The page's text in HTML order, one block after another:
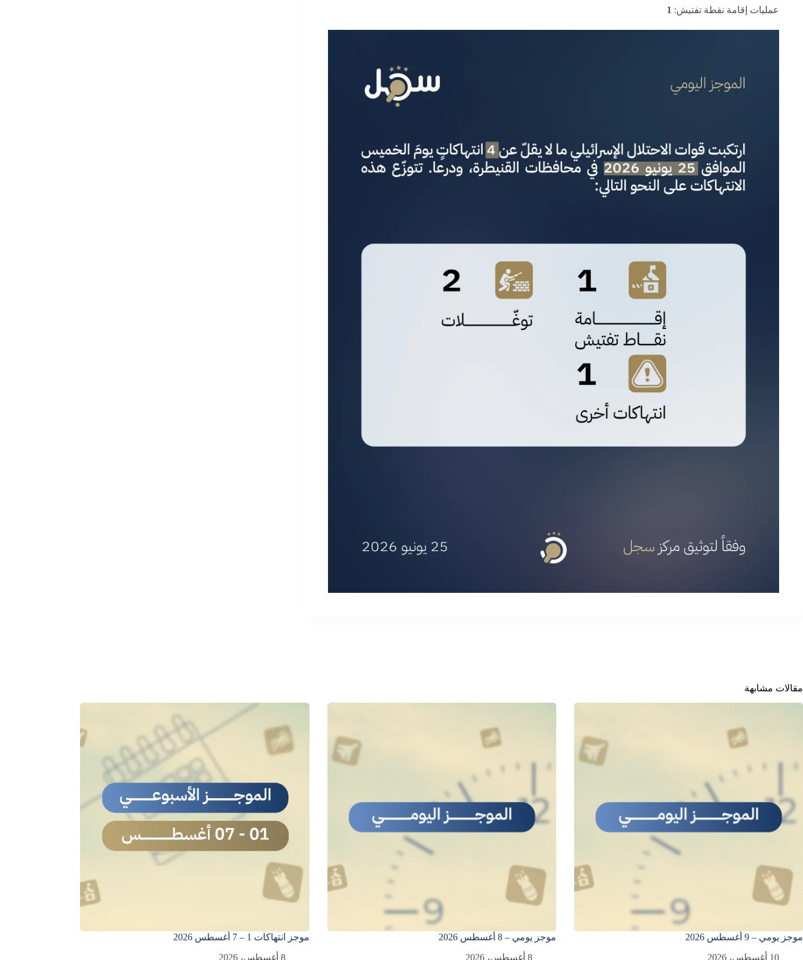
عمليات إقامة نقطة تفتيش: 1
مقالات مشابهة
موجز يومي – 9 أغسطس 2026
10 أغسطس، 2026
موجز يومي – 8 أغسطس 2026
8 أغسطس، 2026
موجز انتهاكات 1 – 7 أغسطس 2026
8 أغسطس، 2026